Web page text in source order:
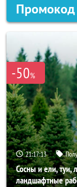
Промокод
-50%
21:17:13
Сосны и ели, туи,
ландшафтные